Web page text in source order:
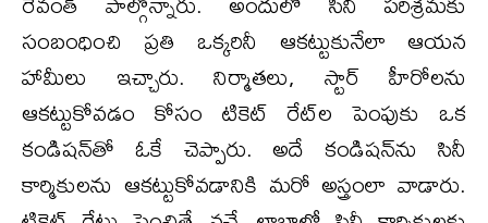
సంబంధించి ప్రతి ఒక్కరినీ ఆకట్టుకునేలా ఆయన
హామీలు ఇచ్చారు. నిర్మాతలు, స్టార్ హీరోలను
ఆకట్టుకోవడం కోసం టికెట్ రేట్‌ల పెంపుకు ఒక
కండిషన్‌తో ఓకే చెప్పారు. అదే కండిషన్‌ను సినీ
కార్మికులను ఆకట్టుకోవడానికి మరో అస్త్రంలా వాడారు.